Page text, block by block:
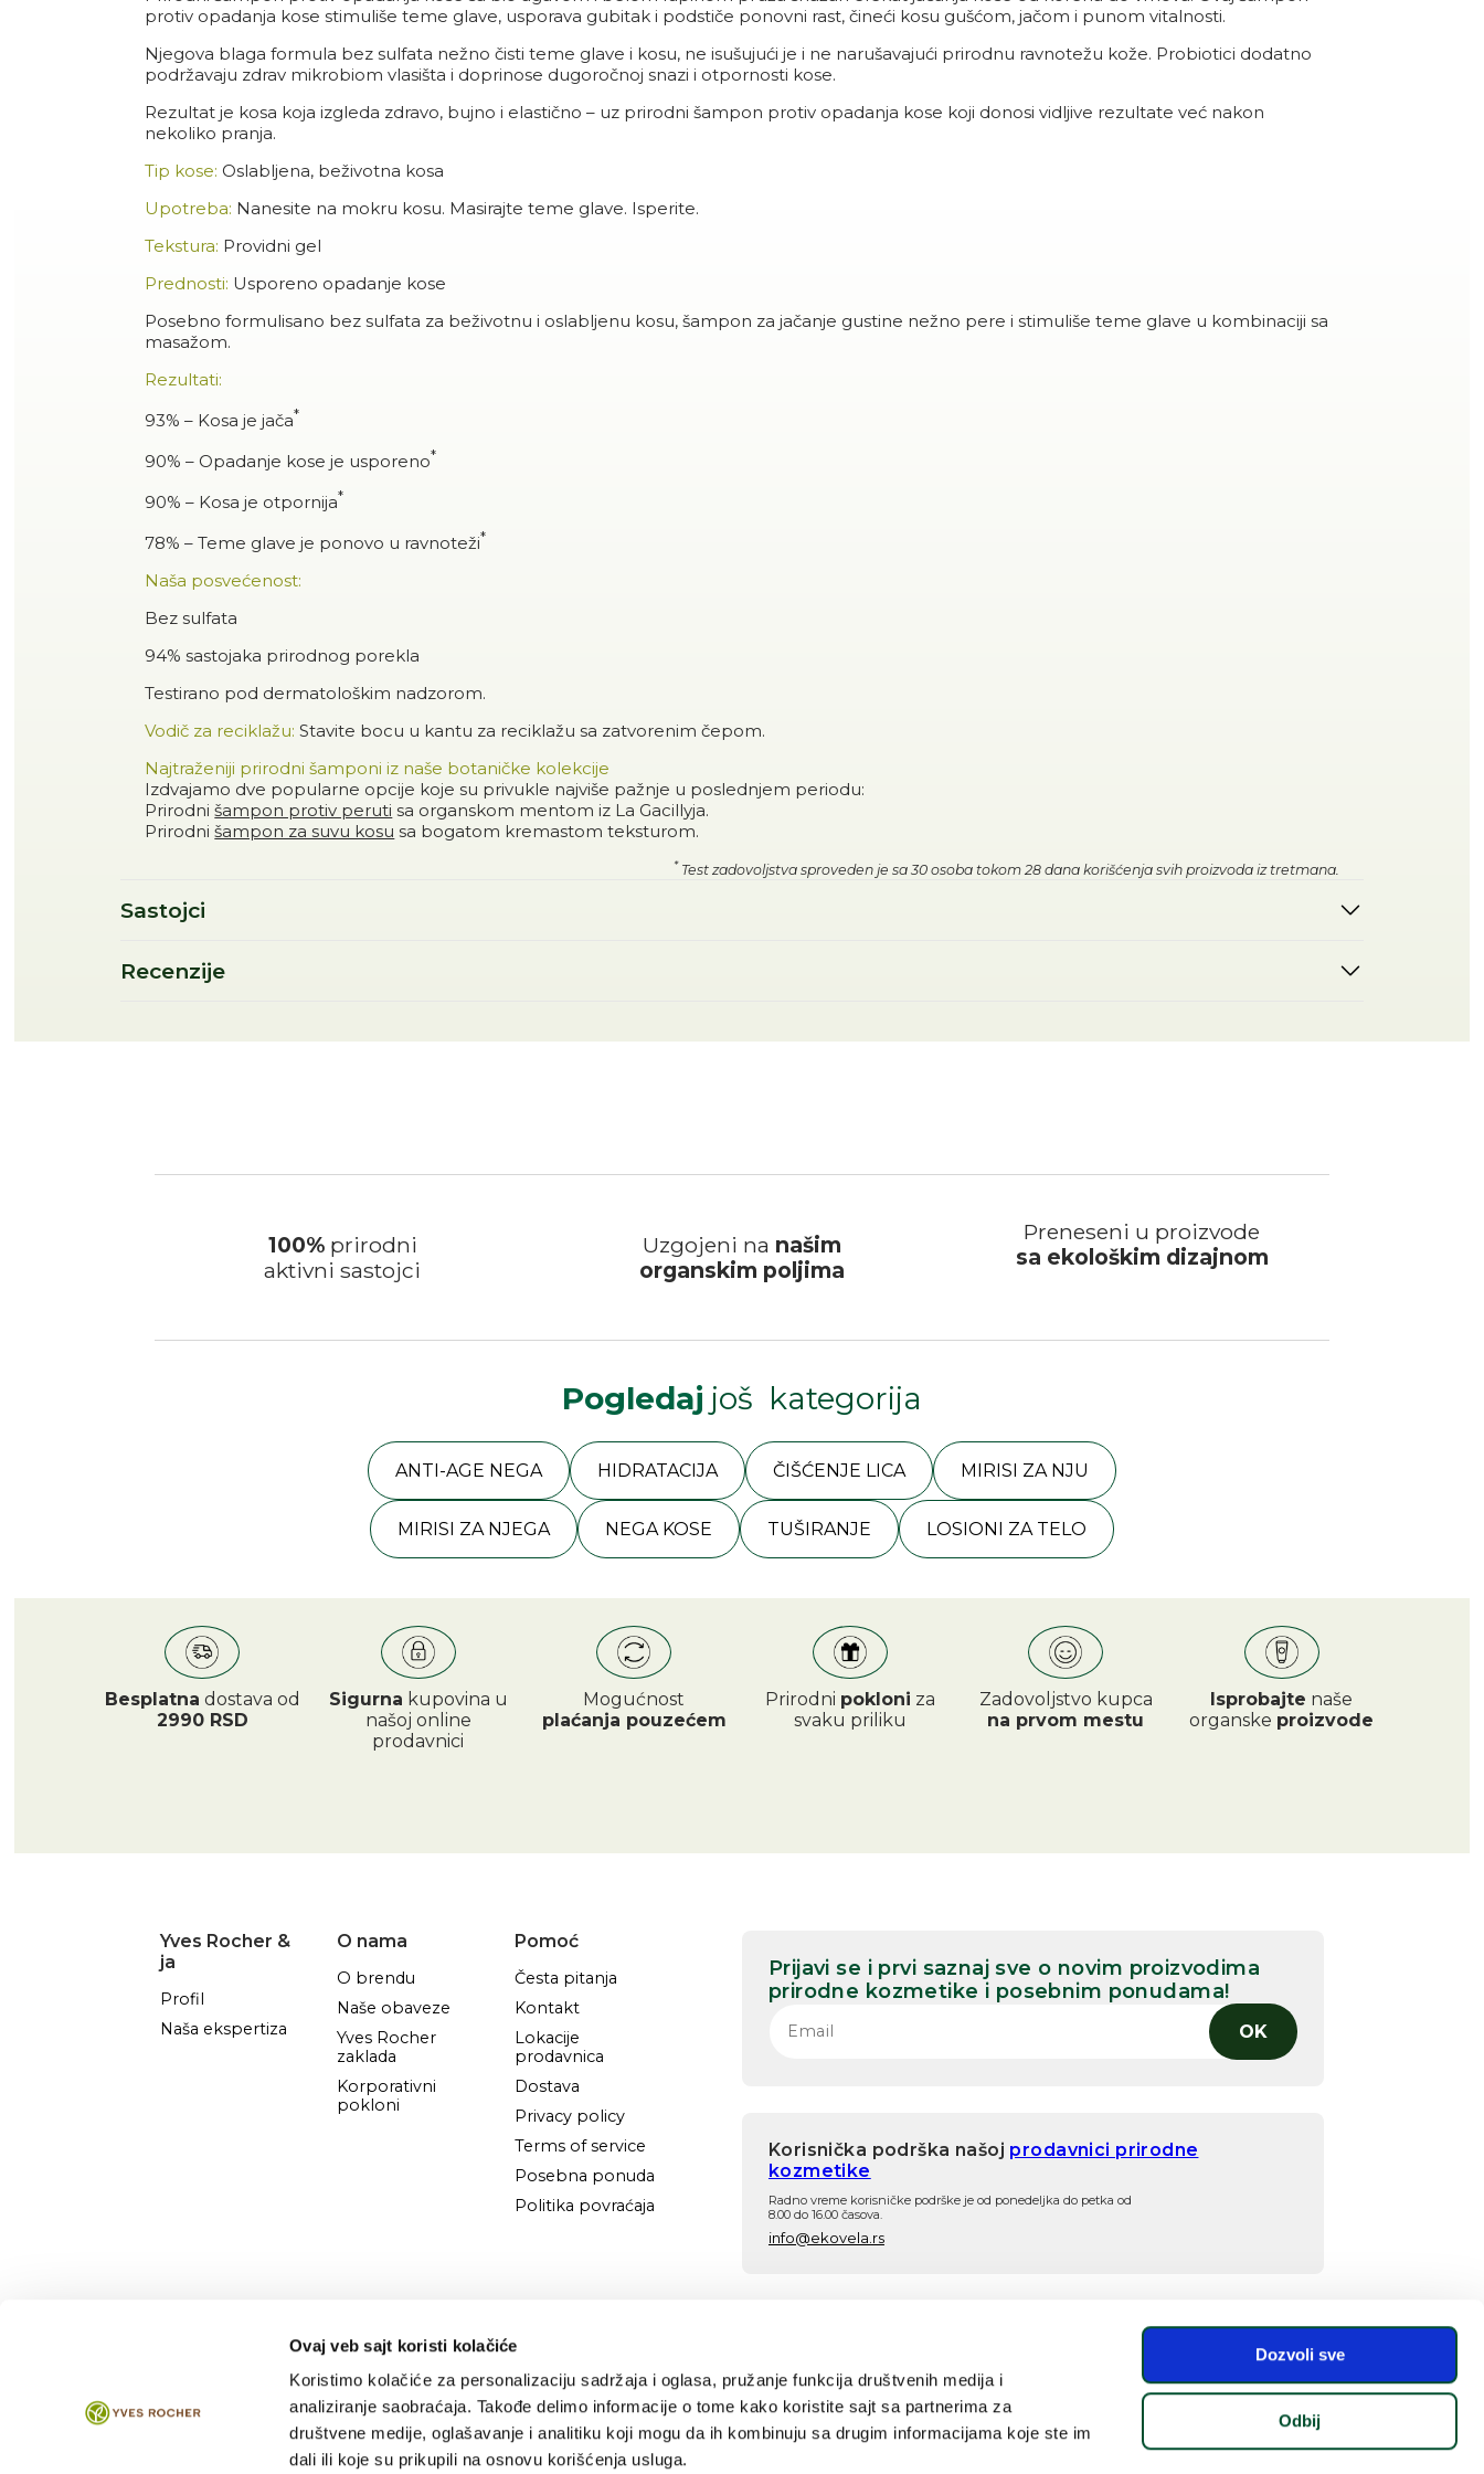
Ovaj veb sajt koristi kolačiće
Koristimo kolačiće za personalizaciju sadržaja i oglasa, pružanje funkcija društvenih medija i
analiziranje saobraćaja. Takođe delimo informacije o tome kako koristite sajt sa partnerima za
društvene medije, oglašavanje i analitiku koji mogu da ih kombinuju sa drugim informacijama koje ste im
dali ili koje su prikupili na osnovu korišćenja usluga.
Dozvoli sve
Odbij
protiv opadanja kose stimuliše teme glave, usporava gubitak i podstiče ponovni rast, čineći kosu gušćom, jačom i punom vitalnosti.
Njegova blaga formula bez sulfata nežno čisti teme glave i kosu, ne isušujući je i ne narušavajući prirodnu ravnotežu kože. Probiotici dodatno
podržavaju zdrav mikrobiom vlasišta i doprinose dugoročnoj snazi i otpornosti kose.
Rezultat je kosa koja izgleda zdravo, bujno i elastično – uz prirodni šampon protiv opadanja kose koji donosi vidljive rezultate već nakon
nekoliko pranja.
Tip kose: Oslabljena, beživotna kosa
Upotreba: Nanesite na mokru kosu. Masirajte teme glave. Isperite.
Tekstura: Providni gel
Prednosti: Usporeno opadanje kose
Posebno formulisano bez sulfata za beživotnu i oslabljenu kosu, šampon za jačanje gustine nežno pere i stimuliše teme glave u kombinaciji sa
masažom.
Rezultati:
93% – Kosa je jača*
90% – Opadanje kose je usporeno*
90% – Kosa je otpornija*
78% – Teme glave je ponovo u ravnoteži*
Naša posvećenost:
Bez sulfata
94% sastojaka prirodnog porekla
Testirano pod dermatološkim nadzorom.
Vodič za reciklažu: Stavite bocu u kantu za reciklažu sa zatvorenim čepom.
Najtraženiji prirodni šamponi iz naše botaničke kolekcije
Izdvajamo dve popularne opcije koje su privukle najviše pažnje u poslednjem periodu:
Prirodnišampon protiv peruti sa organskom mentom iz La Gacillyja.
Prirodnišampon za suvu kosu sa bogatom kremastom teksturom.
* Test zadovoljstva sproveden je sa 30 osoba tokom 28 dana korišćenja svih proizvoda iz tretmana.
Sastojci
Recenzije
100% prirodni
aktivni sastojci
Uzgojeni na našim
organskim poljima
Preneseni u proizvode
sa ekološkim dizajnom
Pogledaj još kategorija
ANTI-AGE NEGA HIDRATACIJA ČIŠĆENJE LICA MIRISI ZA NJU
MIRISI ZA NJEGA NEGA KOSE TUŠIRANJE LOSIONI ZA TELO
Besplatna dostava od
2990 RSD
Sigurna kupovina u
našoj online
prodavnici
Mogućnost
plaćanja pouzećem
Prirodni pokloni za
svaku priliku
Zadovoljstvo kupca
na prvom mestu
Isprobajte naše
organske proizvode
Yves Rocher &
ja
Profil
Naša ekspertiza
O nama
O brendu
Naše obaveze
Yves Rocher
zaklada
Korporativni
pokloni
Pomoć
Česta pitanja
Kontakt
Lokacije
prodavnica
Dostava
Privacy policy
Terms of service
Posebna ponuda
Politika povraćaja
Prijavi se i prvi saznaj sve o novim proizvodima
prirodne kozmetike i posebnim ponudama!
OK
Korisnička podrška našoj prodavnici prirodne
kozmetike
Radno vreme korisničke podrške je od ponedeljka do petka od
8.00 do 16.00 časova.
info@ekovela.rs
2026 © Direkt Marketing d.o.o.